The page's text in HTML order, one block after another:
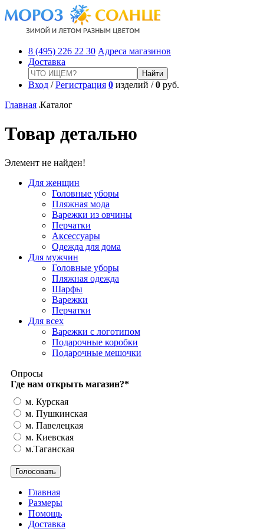
8 (495) 226 22 30 Адреса магазинов
Доставка
Вход /Регистрация 0 изделий /0 руб.
Главная Каталог
Товар детально
Элемент не найден!
Для женщин
Головные уборы
Пляжная мода
Варежки из овчины
Перчатки
Аксессуары
Одежда для дома
Для мужчин
Головные уборы
Пляжная одежда
Шарфы
Варежки
Перчатки
Для всех
Варежки с логотипом
Подарочные коробки
Подарочные мешочки
Опросы
Где нам открыть магазин?*
м. Курская
м. Пушкинская
м. Павелецкая
м. Киевская
м.Таганская
Главная
Размеры
Помощь
Доставка